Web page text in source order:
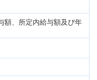
額、所定内給与額及び年